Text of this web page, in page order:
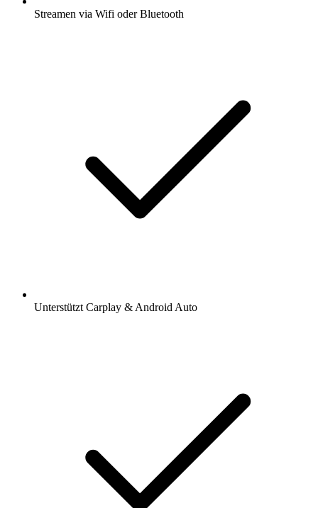
Streamen via Wifi oder Bluetooth
Unterstützt Carplay & Android Auto